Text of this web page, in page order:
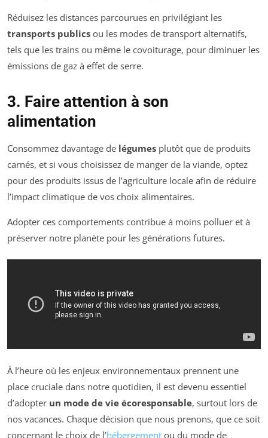
Réduisez les distances parcourues en privilégiant les
transports publics ou les modes de transport alternatifs,
tels que les trains ou même le covoiturage, pour diminuer les
émissions de gaz à effet de serre.
3. Faire attention à son
alimentation
Consommez davantage de légumes plutôt que de produits
carnés, et si vous choisissez de manger de la viande, optez
pour des produits issus de l’agriculture locale afin de réduire
l’impact climatique de vos choix alimentaires.
Adopter ces comportements contribue à moins polluer et à
préserver notre planète pour les générations futures.
À l’heure où les enjeux environnementaux prennent une
place cruciale dans notre quotidien, il est devenu essentiel
d’adopter un mode de vie écoresponsable, surtout lors de
nos vacances. Chaque décision que nous prenons, que ce soit
concernant le choix de l’hébergement ou du mode de